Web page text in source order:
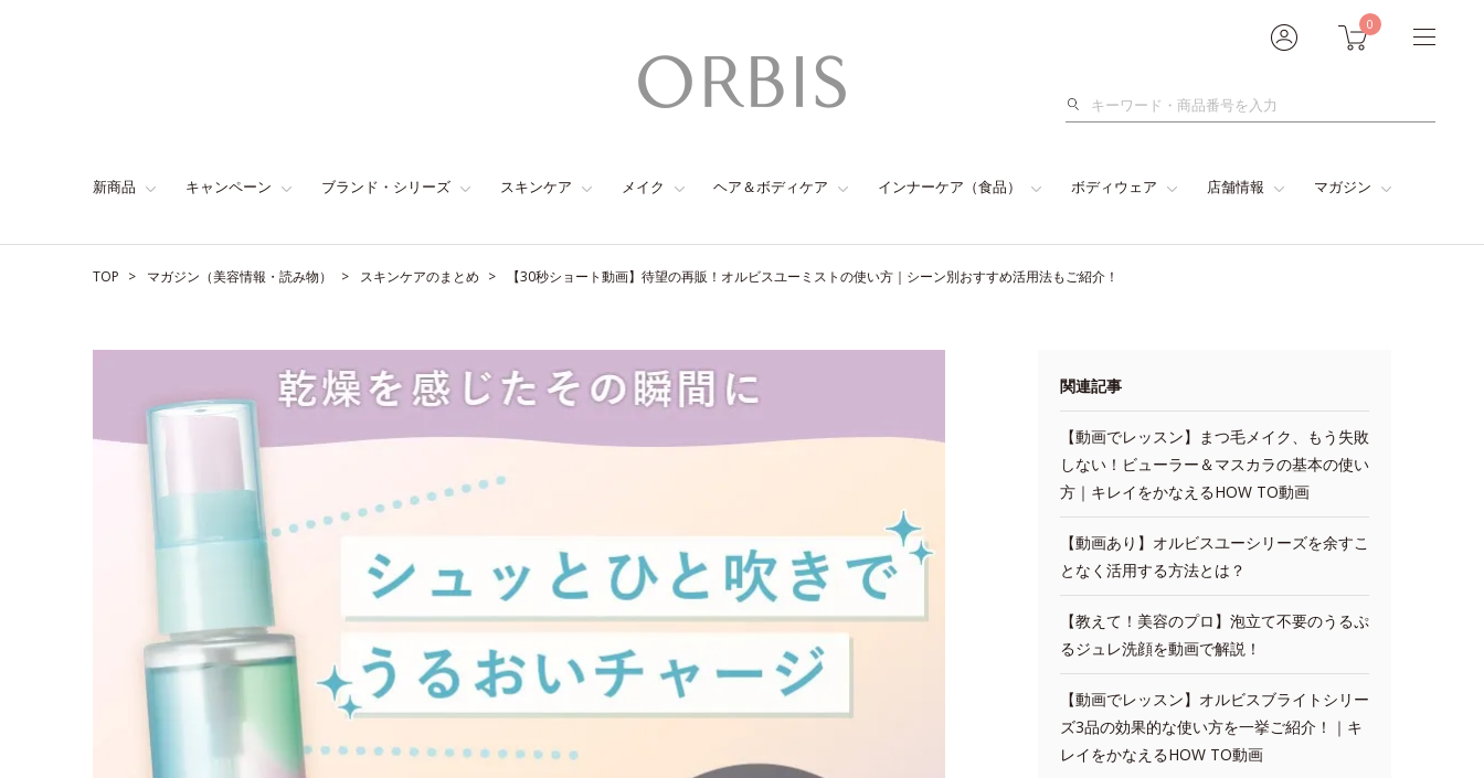
0
検
新商品 キャンペーン ブランド・シリーズ スキンケア メイク ヘア＆ボディケア インナーケア（食品） ボディウェア 店舗情報 マガジン
TOP マガジン（美容情報・読み物） スキンケアのまとめ 【30秒ショート動画】待望の再販！オルビスユーミストの使い方｜シーン別おすすめ活用法もご紹介！
関連記事
【動画でレッスン】まつ毛メイク、もう失敗
しない！ビューラー＆マスカラの基本の使い
方｜キレイをかなえるHOW TO動画
【動画あり】オルビスユーシリーズを余すこ
となく活用する方法とは？
【教えて！美容のプロ】泡立て不要のうるぷ
るジュレ洗顔を動画で解説！
【動画でレッスン】オルビスブライトシリー
ズ3品の効果的な使い方を一挙ご紹介！｜キ
レイをかなえるHOW TO動画